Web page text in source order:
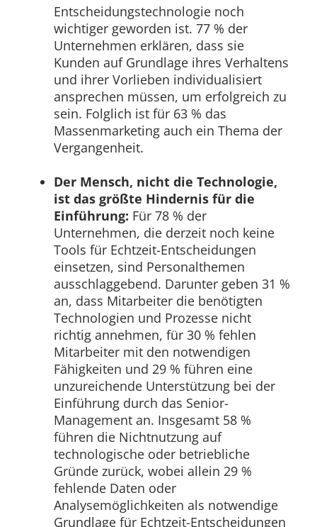
Entscheidungstechnologie noch
wichtiger geworden ist. 77 % der
Unternehmen erklären, dass sie
Kunden auf Grundlage ihres Verhaltens
und ihrer Vorlieben individualisiert
ansprechen müssen, um erfolgreich zu
sein. Folglich ist für 63 % das
Massenmarketing auch ein Thema der
Vergangenheit.
Der Mensch, nicht die Technologie,
ist das größte Hindernis für die
Einführung: Für 78 % der
Unternehmen, die derzeit noch keine
Tools für Echtzeit-Entscheidungen
einsetzen, sind Personalthemen
ausschlaggebend. Darunter geben 31 %
an, dass Mitarbeiter die benötigten
Technologien und Prozesse nicht
richtig annehmen, für 30 % fehlen
Mitarbeiter mit den notwendigen
Fähigkeiten und 29 % führen eine
unzureichende Unterstützung bei der
Einführung durch das Senior-
Management an. Insgesamt 58 %
führen die Nichtnutzung auf
technologische oder betriebliche
Gründe zurück, wobei allein 29 %
fehlende Daten oder
Analysemöglichkeiten als notwendige
Grundlage für Echtzeit-Entscheidungen